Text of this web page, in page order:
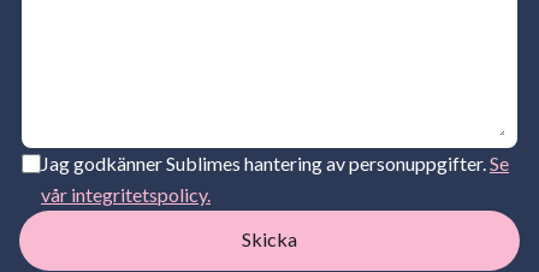
Jag godkänner Sublimes hantering av personuppgifter.Se
vår integritetspolicy.